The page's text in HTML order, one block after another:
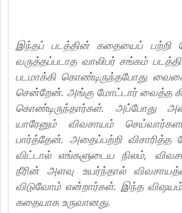
இந்தப் படத்தின் கதையைப்
வருத்தப்படாத வாலிபர் சங்கம்
படமாக்கி கொண்டிருந்தபோது
சென்றேன்.‌ அங்கு மோட்டார் வைத்த
கொண்டிருந்தார்கள். அப்போது
யாரேனும் விவசாயம்
பார்த்தேன். அதைப்பற்றி
விட்டால் எங்களுடைய நிலம்,
நீரின் அளவு உயர்ந்தால்
விடுவோம் என்றார்கள். இந்த
கதையாக உருவானது.